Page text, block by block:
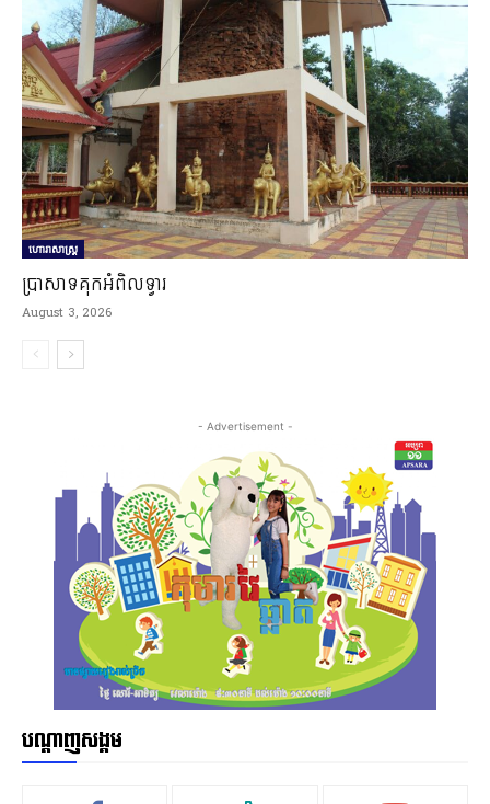
ហោរាសាស្ត្រ
ប្រាសាទគុកអំពិលទ្វារ
August 3, 2026
- Advertisement -
បណ្ដាញសង្គម